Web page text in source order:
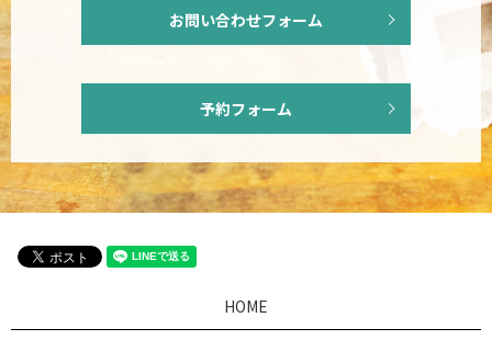
お問い合わせフォーム
予約フォーム
HOME